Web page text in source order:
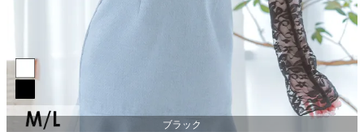
ブラック